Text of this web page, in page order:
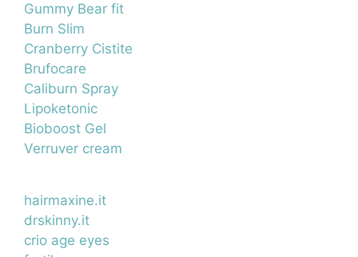
Gummy Bear fit
Burn Slim
Cranberry Cistite
Brufocare
Caliburn Spray
Lipoketonic
Bioboost Gel
Verruver cream
hairmaxine.it
drskinny.it
crio age eyes